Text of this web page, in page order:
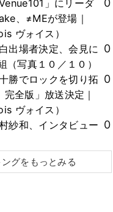
」にリーダ
、≠MEが登場｜
ヴォイス）
0
出場者決定、会見に
（写真１０／１０）
0
勝でロックを切り拓
全版」放送決定｜
ヴォイス）
0
紗和、インタビュー 0
グをもっとみる